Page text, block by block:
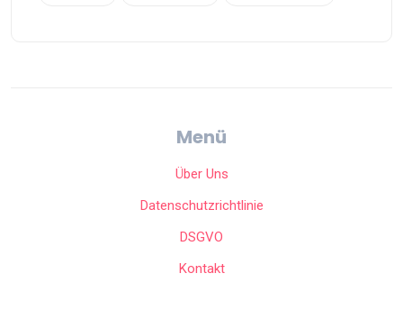
Menü
Über Uns
Datenschutzrichtlinie
DSGVO
Kontakt